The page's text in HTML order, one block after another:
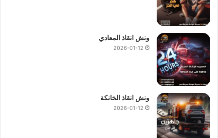
ونش انقاذ المعادي
2026-01-12
ونش انقاذ الخانكة
2026-01-12